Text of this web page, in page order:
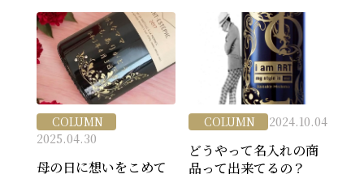
COLUMN
2025.04.30
母の日に想いをこめて
COLUMN 2024.10.04
どうやって名入れの商
品って出来てるの？